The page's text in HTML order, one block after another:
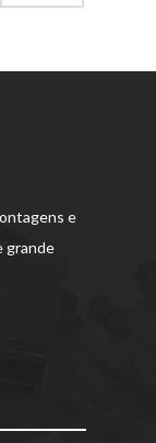
e
grande